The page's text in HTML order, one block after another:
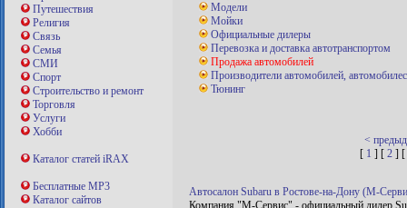
Путешествия
Религия
Связь
Семья
СМИ
Спорт
Строительство и ремонт
Торговля
Услуги
Хобби
Каталог статей iRAX
Бесплатные MP3
Каталог сайтов
Модели
Мойки
Официальные дилеры
Перевозка и доставка автотранспортом
Продажа автомобилей
Производители автомобилей,
Тюнинг
<
[ 1 ] [ 2 ] [
Автосалон Subaru в Ростове-на-Дону (М-